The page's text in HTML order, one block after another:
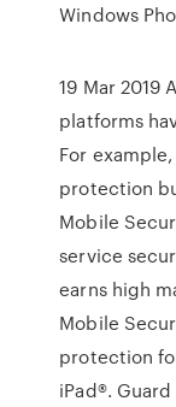
Windows
19 Mar 2019
platforms
For
protection
Mobile
service
earns high
Mobile
protection
iPad®.